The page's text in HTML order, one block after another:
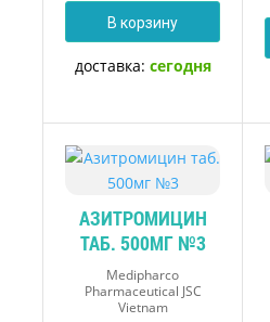
В корзину
доставка: сегодня
АЗИТРОМИЦИН
ТАБ. 500МГ №3
Medipharco
Pharmaceutical JSC
Vietnam